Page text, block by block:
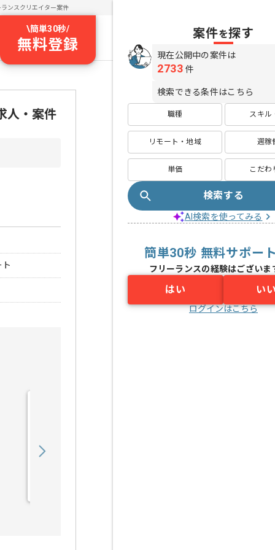
ランスクリエイター案件
\簡単30秒/
無料登録
人・案件
案件を探す
現在公開中の案件は
2733 件
検索できる条件はこちら
職種 スキル
リモート・地域 週稼
単価 こだわ
検索する
AI検索を使ってみる
簡単30秒 無料サポー
フリーランスの経験はございま
はい い
ログインはこちら